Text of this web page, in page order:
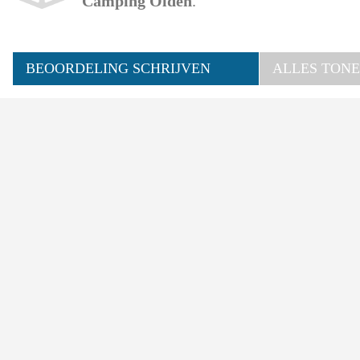
BEOORDELING SCHRIJVEN ALLES